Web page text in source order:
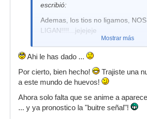
escribió:
Ademas, los tios no ligamos, NOS
LIGAN!!!!...jejejeje
Mostrar más
Ahi le has dado ...
Por cierto, bien hecho!
Trajiste una
a este mundo de huevos!
Ahora solo falta que se anime a
... y ya pronostico la "buitre señal"!